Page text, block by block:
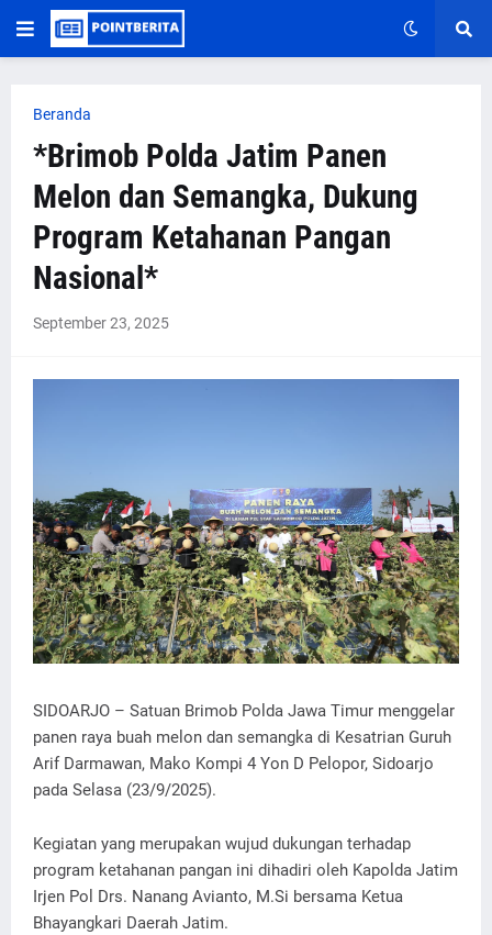
Beranda
*Brimob Polda Jatim Panen
Melon dan Semangka, Dukung
Program Ketahanan Pangan
Nasional*
September 23, 2025
SIDOARJO – Satuan Brimob Polda Jawa Timur menggelar
panen raya buah melon dan semangka di Kesatrian Guruh
Arif Darmawan, Mako Kompi 4 Yon D Pelopor, Sidoarjo
pada Selasa (23/9/2025).
Kegiatan yang merupakan wujud dukungan terhadap
program ketahanan pangan ini dihadiri oleh Kapolda Jatim
Irjen Pol Drs. Nanang Avianto, M.Si bersama Ketua
Bhayangkari Daerah Jatim.